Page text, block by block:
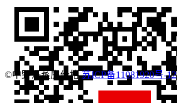
©中野汗蒸房价格苏ICP备11081920号-12